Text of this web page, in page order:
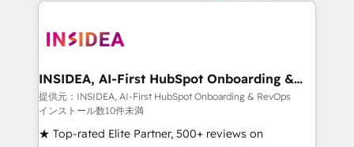
INSIDEA, AI-First HubSpot Onboarding &
RevOps
提供元：INSIDEA, AI-First HubSpot Onboarding & RevOps
インストール数10件未満
★ Top-rated Elite Partner, 500+ reviews on